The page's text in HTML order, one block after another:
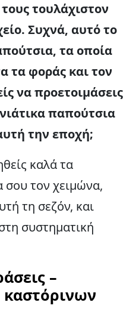
τουλάχιστον
Συχνά, αυτό το
τα οποία
τα φοράς και τον
να προετοιμάσεις
παπούτσια
την εποχή;
καλά τα
σου τον χειμώνα,
τη σεζόν, και
συστηματική
–